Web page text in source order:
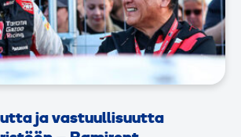
ja vastuullisuutta